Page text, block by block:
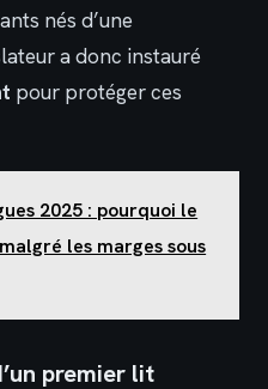
nés d’une
a donc instauré
pour protéger ces
2025 : pourquoi le
les marges sous
premier lit